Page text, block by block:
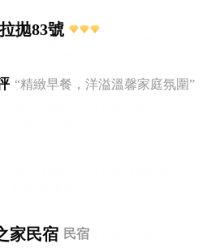
拋83號
“精緻早餐，洋溢溫馨家庭氛圍”
家民宿 民宿